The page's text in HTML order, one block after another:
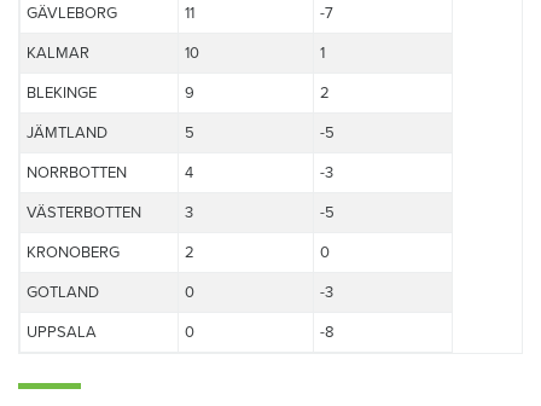
GÄVLEBORG 11 -7
KALMAR 10 1
BLEKINGE 9 2
JÄMTLAND 5 -5
NORRBOTTEN 4 -3
VÄSTERBOTTEN 3 -5
KRONOBERG 2 0
GOTLAND 0 -3
UPPSALA 0 -8